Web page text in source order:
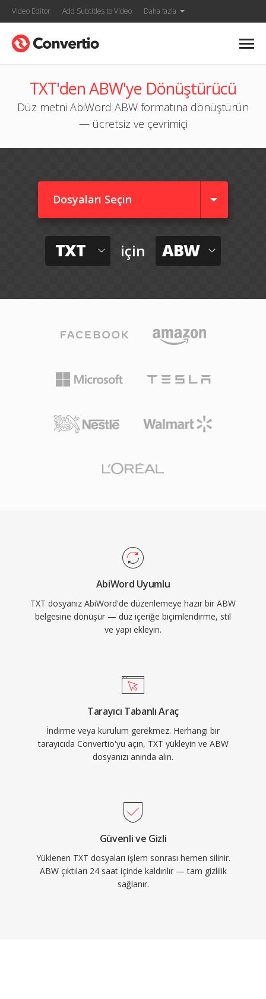
Video Editor Add Subtitles to Video Daha fazla
TXT'den ABW'ye Dönüştürücü
Düz metni AbiWord ABW formatına dönüştürün
— ücretsiz ve çevrimiçi
Dosyaları Seçin
TXT için ABW
AbiWord Uyumlu
TXT dosyanız AbiWord'de düzenlemeye hazır bir ABW
belgesine dönüşür — düz içeriğe biçimlendirme, stil
ve yapı ekleyin.
Tarayıcı Tabanlı Araç
İndirme veya kurulum gerekmez. Herhangi bir
tarayıcıda Convertio'yu açın, TXT yükleyin ve ABW
dosyanızı anında alın.
Güvenli ve Gizli
Yüklenen TXT dosyaları işlem sonrası hemen silinir.
ABW çıktıları 24 saat içinde kaldırılır — tam gizlilik
sağlanır.